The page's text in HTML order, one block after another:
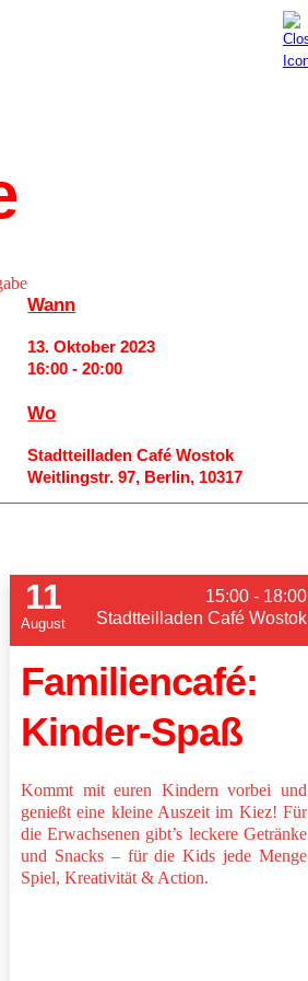
Wann
13. Oktober 2023
16:00 - 20:00
Wo
Stadtteilladen Café Wostok
Weitlingstr. 97, Berlin, 10317
11
August
15:00 - 18:00
Stadtteilladen Café Wostok
Familiencafé:
Kinder-Spaß
Kommt mit euren Kindern vorbei und
genießt eine kleine Auszeit im Kiez! Für
die Erwachsenen gibt’s leckere Getränke
und Snacks – für die Kids jede Menge
Spiel, Kreativität & Action.